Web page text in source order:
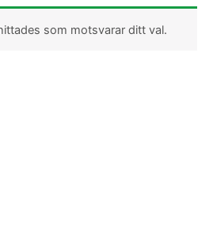
som motsvarar ditt val.